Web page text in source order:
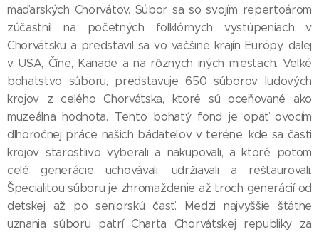
maďarských Chorvátov. Súbor sa so svojím repertoárom
zúčastnil na početných folklórnych vystúpeniach v
Chorvátsku a predstavil sa vo väčšine krajín Európy, ďalej
v USA, Číne, Kanade a na rôznych iných miestach. Veľké
bohatstvo súboru, predstavuje 650 súborov ľudových
krojov z celého Chorvátska, ktoré sú oceňované ako
muzeálna hodnota. Tento bohatý fond je opäť ovocím
dlhoročnej práce našich bádateľov v teréne, kde sa časti
krojov starostlivo vyberali a nakupovali, a ktoré potom
celé generácie uchovávali, udržiavali a reštaurovali.
Špecialitou súboru je zhromaždenie až troch generácií od
detskej až po seniorskú časť. Medzi najvyššie štátne
uznania súboru patrí Charta Chorvátskej republiky za